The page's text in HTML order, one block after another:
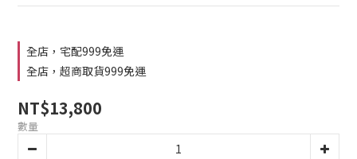
全店，宅配999免運
全店，超商取貨999免運
NT$13,800
數量